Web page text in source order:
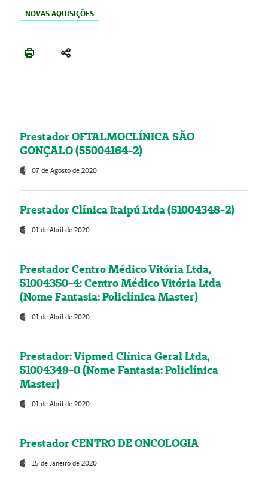
NOVAS AQUISIÇÕES
Prestador OFTALMOCLÍNICA SÃO
GONÇALO (55004164-2)
07 de Agosto de 2020
Prestador Clínica Itaipú Ltda (51004348-2)
01 de Abril de 2020
Prestador Centro Médico Vitória Ltda,
51004350-4: Centro Médico Vitória Ltda
(Nome Fantasia: Policlínica Master)
01 de Abril de 2020
Prestador: Vipmed Clínica Geral Ltda,
51004349-0 (Nome Fantasia: Policlínica
Master)
01 de Abril de 2020
Prestador CENTRO DE ONCOLOGIA
15 de Janeiro de 2020